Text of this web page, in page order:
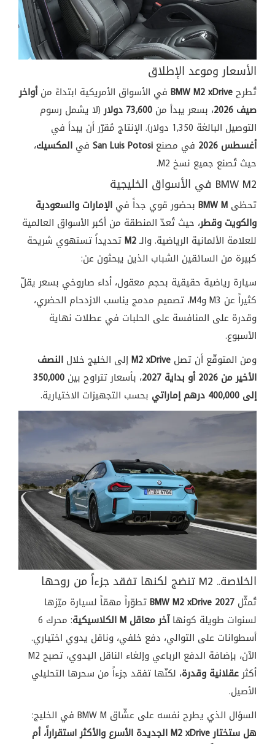
الأسعار وموعد الإطلاق
تُطرحBMW M2 xDrive في الأسواق الأمريكية ابتداءً منأواخر
صيف 2026
، بسعر يبدأ من 73,600 دولار
(لا يشمل رسوم
التوصيل البالغة 1,350 دولار). الإنتاج مُقرّر أن يبدأ في
أغسطس 2026
في مصنع San Luis Potosi في المكسيك،
حيث تُصنع جميع نسخ M2.
BMW M2 في الأسواق الخليجية
تحظى BMW M بحضور قوي جداً في الإمارات والسعودية
والكويت وقطر، حيث تُعدّ المنطقة من أكبر الأسواق العالمية
للعلامة الألمانية الرياضية. والـM2تحديداً تستهوي شريحة
كبيرة من السائقين الشباب الذين يبحثون عن:
سيارة رياضية حقيقية بحجم معقول، أداء صاروخي بسعر يقلّ
كثيراً عن M3 وM4، تصميم مدمج يناسب الازدحام الحضري،
وقدرة على المنافسة على الحلبات في عطلات نهاية
الأسبوع.
ومن المتوقّع أن تصل M2 xDriveإلى الخليج خلال النصف
الأخير من 2026 أو بداية 2027
، بأسعار تتراوح بين 350,000
إلى 400,000 درهم إماراتي
بحسب التجهيزات الاختيارية.
الخلاصة.. M2 تنضج لكنها تفقد جزءاً من روحها
تُمثّل BMW M2 xDrive 2027تطوّراً مهمّاً لسيارة ميّزها
لسنوات طويلة كونهاآخر معاقل M الكلاسيكية
: محرك 6
أسطوانات على التوالي، دفع خلفي، وناقل يدوي اختياري.
الآن، بإضافة الدفع الرباعي وإلغاء الناقل اليدوي، تصبح M2
أكثرعقلانية وقدرة، لكنّها تفقد جزءاً من سحرها التحليلي
الأصيل.
السؤال الذي يطرح نفسه على عشّاق BMW M في الخليج:
هل ستختار M2 xDrive الجديدة الأسرع والأكثر استقراراً، أم